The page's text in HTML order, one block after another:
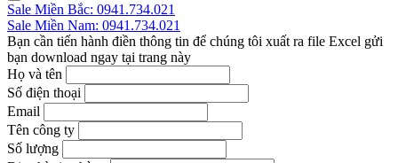
Sale Miền Bắc: 0941.734.021
Sale Miền Nam: 0941.734.021
Bạn cần tiến hành điền thông tin để chúng tôi xuất ra file Excel gửi
bạn download ngay tại trang này
Họ và tên
Số điện thoại
Email
Tên công ty
Số lượng